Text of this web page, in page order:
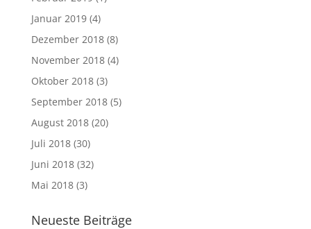
Januar 2019(4)
Dezember 2018(8)
November 2018(4)
Oktober 2018(3)
September 2018(5)
August 2018(20)
Juli 2018(30)
Juni 2018(32)
Mai 2018(3)
Neueste Beiträge